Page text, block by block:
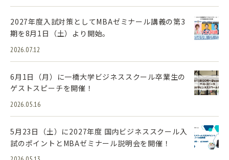
2027年度入試対策としてMBAゼミナール講義の第3
期を8月1日（土）より開始。
2026.07.12
6月1日（月）に一橋大学ビジネススクール卒業生の
ゲストスピーチを開催！
2026.05.16
5月23日（土）に2027年度 国内ビジネススクール入
試のポイントとMBAゼミナール説明会を開催！